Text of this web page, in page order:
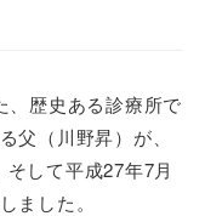
、歴史ある診療所で
父（川野昇）が、
して平成27年7月
ました。